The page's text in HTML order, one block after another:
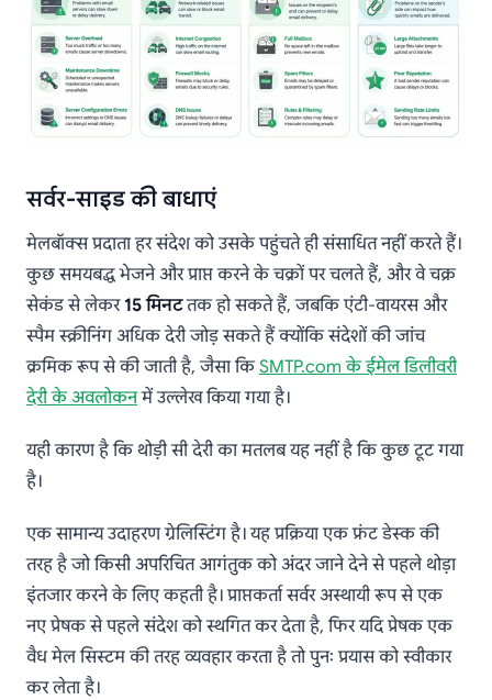
सर्वर-साइड की बाधाएं
मेलबॉक्स प्रदाता हर संदेश को उसके पहुंचते ही संसाधित नहीं करते हैं।
कुछ समयबद्ध भेजने और प्राप्त करने के चक्रों पर चलते हैं, और वे चक्र
सेकंड से लेकर 15 मिनटतक हो सकते हैं, जबकि एंटी-वायरस और
स्पैम स्क्रीनिंग अधिक देरी जोड़ सकते हैं क्योंकि संदेशों की जांच
क्रमिक रूप से की जाती है, जैसा किSMTP.com के ईमेल डिलीवरी
देरी के अवलोकनमें उल्लेख किया गया है।
यही कारण है कि थोड़ी सी देरी का मतलब यह नहीं है कि कुछ टूट गया
है।
एक सामान्य उदाहरण ग्रेलिस्टिंग है। यह प्रक्रिया एक फ्रंट डेस्क की
तरह है जो किसी अपरिचित आगंतुक को अंदर जाने देने से पहले थोड़ा
इंतजार करने के लिए कहती है। प्राप्तकर्ता सर्वर अस्थायी रूप से एक
नए प्रेषक से पहले संदेश को स्थगित कर देता है, फिर यदि प्रेषक एक
वैध मेल सिस्टम की तरह व्यवहार करता है तो पुनः प्रयास को स्वीकार
कर लेता है।